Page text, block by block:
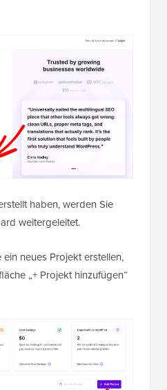
haben, werden Sie
weitergeleitet.
neues Projekt erstellen,
„+ Projekt hinzufügen“